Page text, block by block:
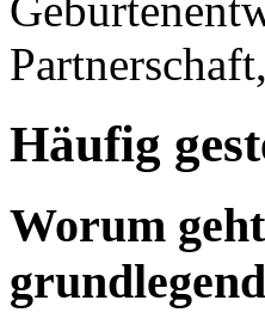
Häufig
Worum